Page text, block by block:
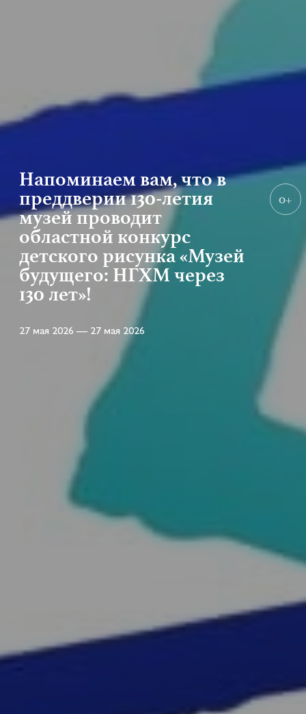
Напоминаем вам, что в
преддверии 130-летия
музей проводит
областной конкурс
детского рисунка «Музей
будущего: НГХМ через
130 лет»!
27 мая 2026 — 27 мая 2026
0+